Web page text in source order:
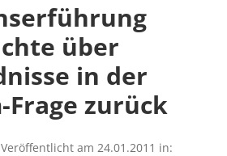
über
in der
Frage zurück
am 24.01.2011 in: